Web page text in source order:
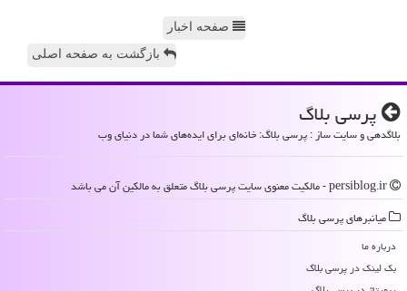
صفحه اخبار
بازگشت به صفحه اصلی
پرسی بلاگ
بلاگدهی و سایت ساز : پرسی بلاگ: خانه‌ای برای ایده‌های شما در دنیای وب
میانبرهای پرسی بلاگ
درباره ما
بک لینک در پرسی بلاگ